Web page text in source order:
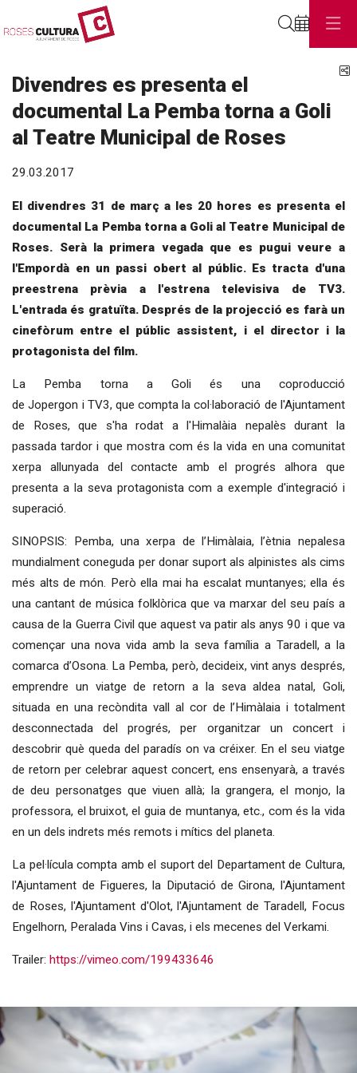
Divendres es presenta el
documental La Pemba torna a Goli
al Teatre Municipal de Roses
29.03.2017
El divendres 31 de març a les 20 hores es presenta el
documental La Pemba torna a Goli al Teatre Municipal de
Roses. Serà la primera vegada que es pugui veure a
l'Empordà en un passi obert al públic. Es tracta d'una
preestrena prèvia a l'estrena televisiva de TV3.
L'entrada és gratuïta. Després de la projecció es farà un
cinefòrum entre el públic assistent, i el director i la
protagonista del film.
La Pemba torna a Goli és una coproducció
de Jopergon i TV3, que compta la col·laboració de l'Ajuntament
de Roses, que s'ha rodat a l'Himalàia nepalès durant la
passada tardor i que mostra com és la vida en una comunitat
xerpa allunyada del contacte amb el progrés alhora que
presenta a la seva protagonista com a exemple d'integració i
superació.
SINOPSIS: Pemba, una xerpa de l’Himàlaia, l’ètnia nepalesa
mundialment coneguda per donar suport als alpinistes als cims
més alts de món. Però ella mai ha escalat muntanyes; ella és
una cantant de música folklòrica que va marxar del seu país a
causa de la Guerra Civil que aquest va patir als anys 90 i que va
començar una nova vida amb la seva família a Taradell, a la
comarca d’Osona. La Pemba, però, decideix, vint anys després,
emprendre un viatge de retorn a la seva aldea natal, Goli,
situada en una recòndita vall al cor de l’Himàlaia i totalment
desconnectada del progrés, per organitzar un concert i
descobrir què queda del paradís on va créixer. En el seu viatge
de retorn per celebrar aquest concert, ens ensenyarà, a través
de deu personatges que viuen allà; la grangera, el monjo, la
professora, el bruixot, el guia de muntanya, etc., com és la vida
en un dels indrets més remots i mítics del planeta.
La pel·lícula compta amb el suport del Departament de Cultura,
l'Ajuntament de Figueres, la Diputació de Girona, l'Ajuntament
de Roses, l'Ajuntament d'Olot, l'Ajuntament de Taradell, Focus
Engelhorn, Peralada Vins i Cavas, i els mecenes del Verkami.
Trailer: https://vimeo.com/199433646